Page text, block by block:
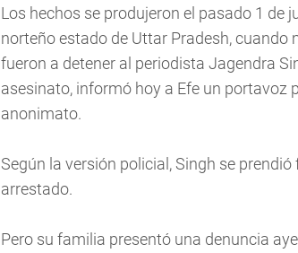
Los hechos se produjeron el pasado 1 de
norteño estado de Uttar Pradesh, cuando
fueron a detener al periodista Jagendra
asesinato, informó hoy a Efe un portavoz
anonimato.
Según la versión policial, Singh se
arrestado.
Pero su familia presentó una denuncia